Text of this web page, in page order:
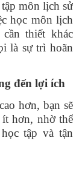
môn lịch sử
học môn lịch
thiết khác
là sự trì hoãn
đến lợi ích
hơn, bạn sẽ
hơn, nhờ thế
tập và tận